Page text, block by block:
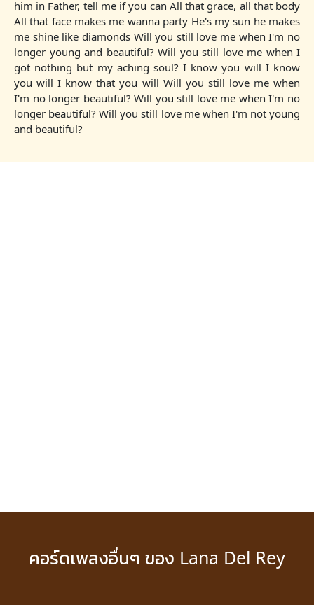
him in Father, tell me if you can All that grace, all that body
All that face makes me wanna party He's my sun he makes
me shine like diamonds Will you still love me when I'm no
longer young and beautiful? Will you still love me when I
got nothing but my aching soul? I know you will I know
you will I know that you will Will you still love me when
I'm no longer beautiful? Will you still love me when I'm no
longer beautiful? Will you still love me when I'm not young
and beautiful?
คอร์ดเพลงอื่นๆ ของ Lana Del Rey